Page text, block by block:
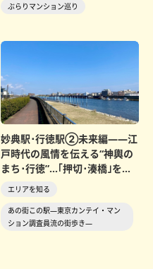
ぶらりマンション巡り
妙典駅･行徳駅②未来編――江
戸時代の風情を伝える“神輿の
まち･行徳”…｢押切･湊橋｣を心
待ちにする“...
エリアを知る
あの街この駅―東京カンテイ・マン
ション調査員流の街歩き―